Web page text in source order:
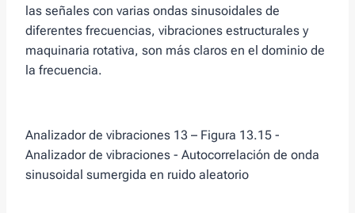
las señales con varias ondas sinusoidales de
diferentes frecuencias, vibraciones estructurales y
maquinaria rotativa, son más claros en el dominio de
la frecuencia.
Analizador de vibraciones 13 – Figura 13.15 -
Analizador de vibraciones - Autocorrelación de onda
sinusoidal sumergida en ruido aleatorio